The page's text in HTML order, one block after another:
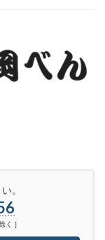
。
く ]